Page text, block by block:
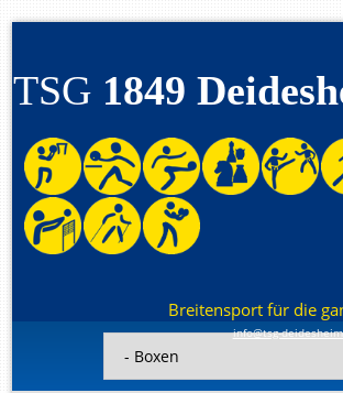
Breitensport für die
info@tsg-
TSG 1849
Navigation
überspringen